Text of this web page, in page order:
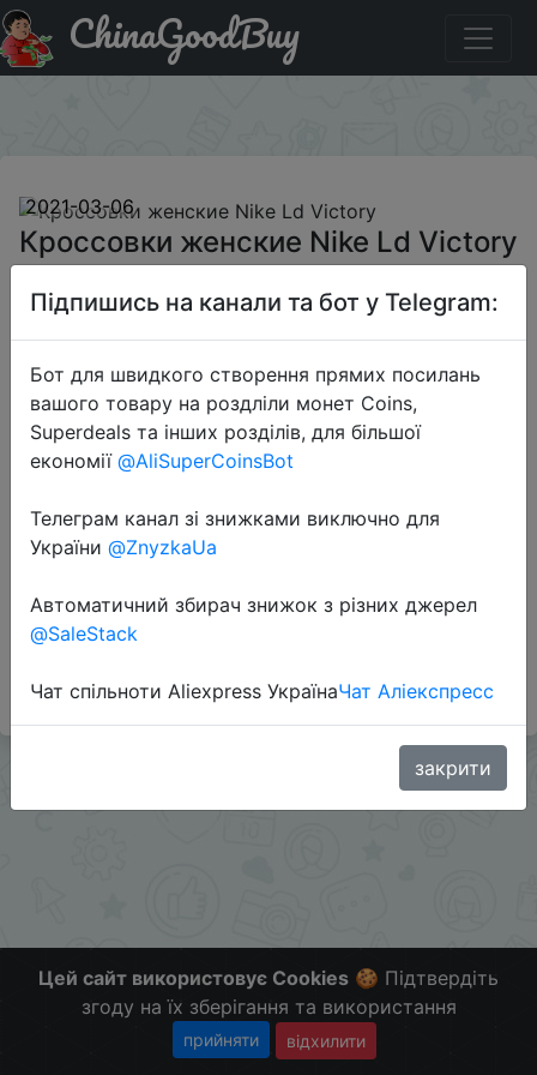
Купити на розпродажі Кроссовки женские Nike Ld
Victory
ChinaGoodBuy
2021-03-06
Кроссовки женские Nike Ld Victory
3099 руб.
Sale
Перейти до магазину
#Sportmaster #RU
Цей сайт використовує Cookies 🍪 Підтвердіть
згоду на їх зберігання та використання
прийняти відхилити
Підпишись на канали та бот у Telegram:
Бот для швидкого створення прямих посилань
вашого товару на роздліли монет Coins,
Superdeals та інших розділів, для більшої
економії @AliSuperCoinsBot
Телеграм канал зі знижками виключно для
України @ZnyzkaUa
Автоматичний збирач знижок з різних джерел
@SaleStack
Чат спільноти Aliexpress УкраїнаЧат Аліекспресс
закрити